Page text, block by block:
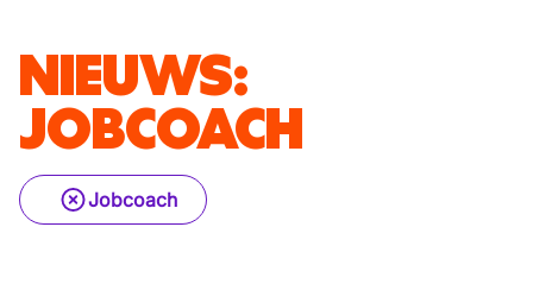
NIEUWS:
JOBCOACH
Jobcoach